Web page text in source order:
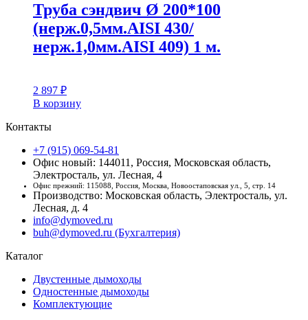
Труба сэндвич Ø 200*100
(нерж.0,5мм.AISI 430/
нерж.1,0мм.AISI 409) 1 м.
2 897 ₽
В корзину
Контакты
+7 (915) 069-54-81
Офис новый: 144011, Россия, Московская область,
Электросталь, ул. Лесная, 4
Офис прежний: 115088, Россия, Москва, Новоостаповская ул., 5, стр. 14
Производство: Московская область, Электросталь, ул.
Лесная, д. 4
info@dymoved.ru
buh@dymoved.ru (Бухгалтерия)
Каталог
Двустенные дымоходы
Одностенные дымоходы
Комплектующие